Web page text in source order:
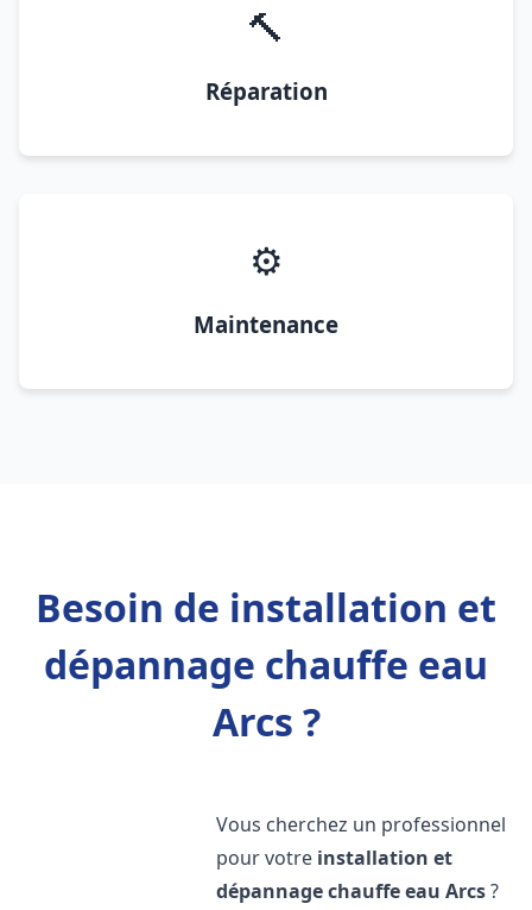
🔨
Réparation
⚙️
Maintenance
Besoin de installation et
dépannage chauffe eau
Arcs ?
Vous cherchez un professionnel
pour votre installation et
dépannage chauffe eau Arcs?